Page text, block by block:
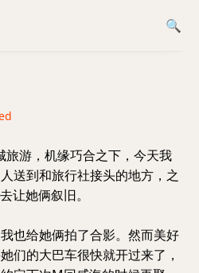
旅游，机缘巧合之下，今天我
送到和旅行社接头的地方，之
让她俩叙旧。
也给她俩拍了合影。然而美好
们的大巴车很快就开过来了，